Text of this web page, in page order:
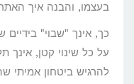
בעצמו, והבנה איך
כך, אינך "שבוי"
על כל שינוי קטן, אינך
להרגיש ביטחון אמיתי